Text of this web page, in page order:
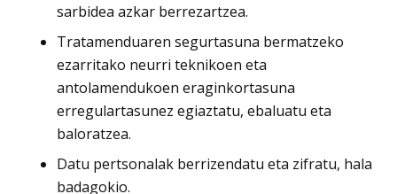
sarbidea azkar berrezartzea.
Tratamenduaren segurtasuna bermatzeko
ezarritako neurri teknikoen eta
antolamendukoen eraginkortasuna
erregulartasunez egiaztatu, ebaluatu eta
baloratzea.
Datu pertsonalak berrizendatu eta zifratu, hala
badagokio.